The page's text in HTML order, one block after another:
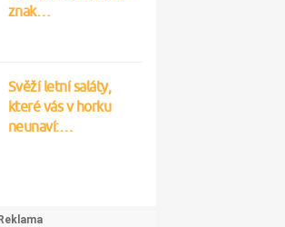
znak…
Svěží letní saláty,
které vás v horku
neunaví:…